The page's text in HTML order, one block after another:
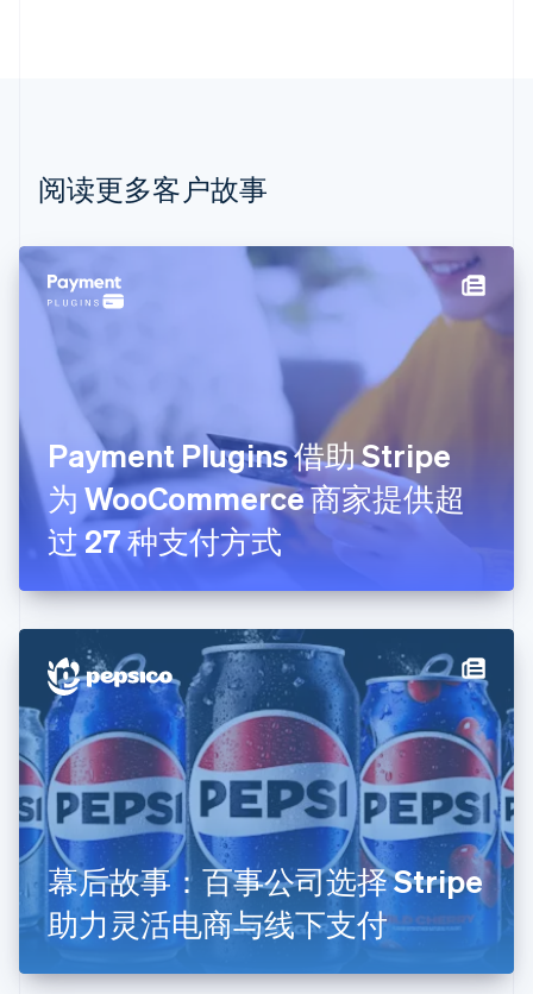
阅读更多客户故事
Payment Plugins 借助 Stripe
为 WooCommerce 商家提供超
过 27 种支付方式
幕后故事：百事公司选择 Stripe
助力灵活电商与线下支付
Nederlands Français Deutsch
波兰
丹麦
德国
芬兰
English
荷兰
NederlandsEnglish
加拿大
EnglishFrançais
捷克
克罗地亚
English
立陶宛
English
列支敦士登
Deutsch English
卢森堡
FrançaisDeutsch English
罗马尼亚
马尔他
English
马来西亚
English 简体中文
美国